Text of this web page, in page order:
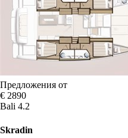
Предложения от
€ 2890
Bali 4.2
Skradin